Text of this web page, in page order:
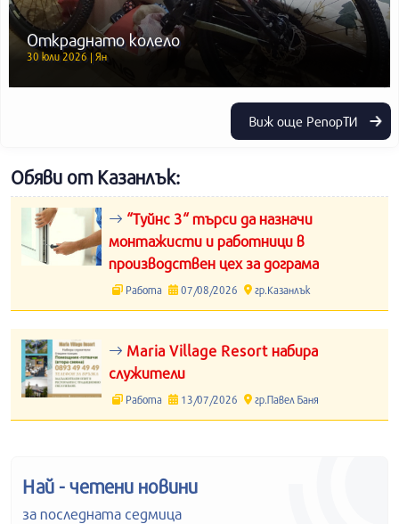
Откраднато колело
30 юли 2026 | Ян
Виж още РепорТИ
Обяви от Казанлък:
“Туйнс 3“ търси да назначи
монтажисти и работници в
производствен цех за дограма
Работа 07/08/2026 гр.Казанлък
Maria Village Resort набира
служители
Работа 13/07/2026 гр.Павел Баня
Най - четени новини
за последната седмица